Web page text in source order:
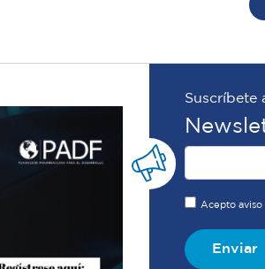
Suscríbete
Acepto aviso
Enviar